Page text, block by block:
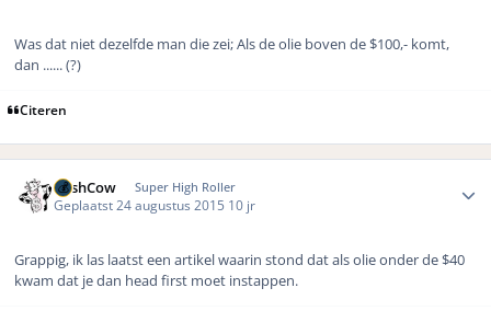
Was dat niet dezelfde man die zei; Als de olie boven de $100,- komt,
dan ...... (?)
Citeren
CashCow Super High Roller
Geplaatst 24 augustus 2015 10 jr
Grappig, ik las laatst een artikel waarin stond dat als olie onder de $40
kwam dat je dan head first moet instappen.